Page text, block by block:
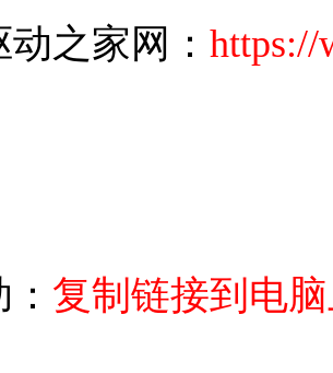
之家网： https://
复制链接到电